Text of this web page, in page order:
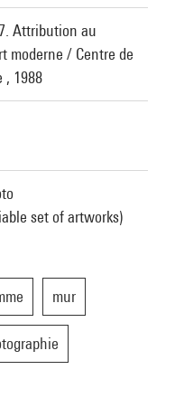
Attribution au
moderne / Centre de
, 1988
set of artworks)
mur